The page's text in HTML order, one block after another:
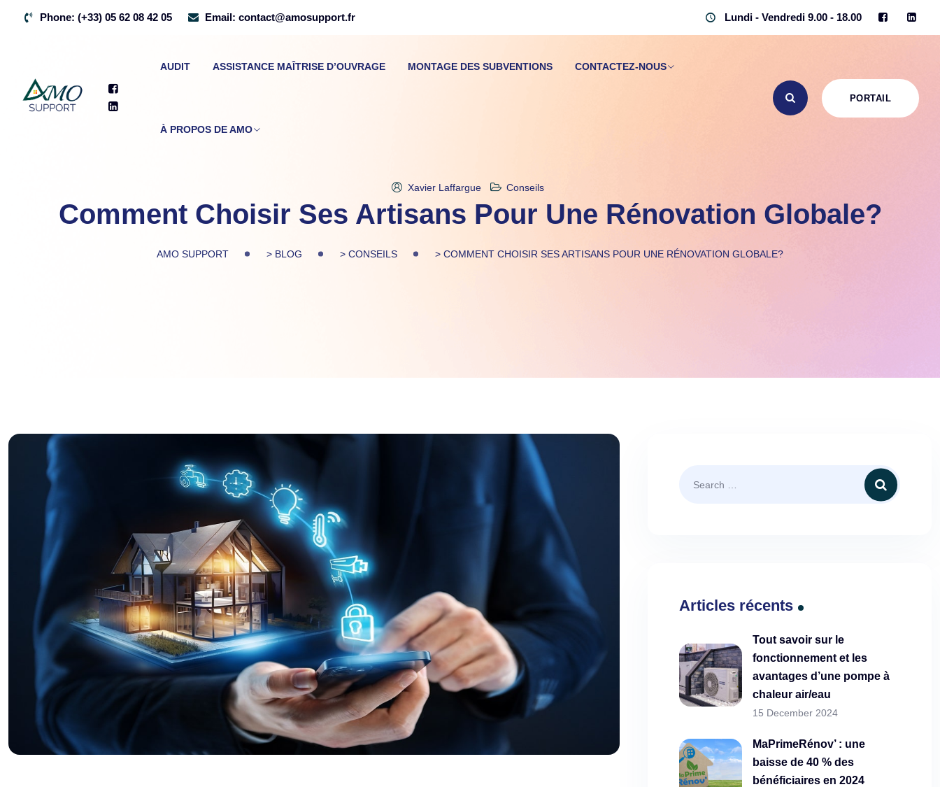
Phone: (+33) 05 62 08 42 05 Email: contact@amosupport.fr Lundi - Vendredi 9.00 - 18.00
AUDIT ASSISTANCE MAÎTRISE D’OUVRAGE MONTAGE DES SUBVENTIONS CONTACTEZ-NOUS
À PROPOS DE AMO
PORTAIL
Xavier Laffargue Conseils
Comment Choisir Ses Artisans Pour Une Rénovation Globale?
AMO SUPPORT > BLOG > CONSEILS > COMMENT CHOISIR SES ARTISANS POUR UNE RÉNOVATION GLOBALE?
Articles récents
Tout savoir sur le
fonctionnement et les
avantages d’une pompe à
chaleur air/eau
15 December 2024
MaPrimeRénov’ : une
baisse de 40 % des
bénéficiaires en 2024